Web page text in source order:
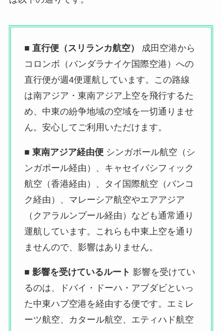
■ 直行便（スリランカ航空）
成田空港から
コロンボ（バンダラナイケ国際空港）への
直行便が週4便運航しています。この路線
は南アジア・東南アジア上空を飛行するた
め、中東の紛争地域の空域を一切通りませ
ん。安心してご利用いただけます。
■ 東南アジア経由便シンガポール航空（シ
ンガポール経由）、キャセイパシフィック
航空（香港経由）、タイ国際航空（バンコ
ク経由）、マレーシア航空やエアアジア
（クアラルンプール経由）なども通常通り
運航しています。これらも中東上空を通り
ませんので、影響はありません。
■ 影響を受けているルート 影響を受けてい
るのは、ドバイ・ドーハ・アブダビといっ
た中東ハブ空港を経由する便です。エミレ
ーツ航空、カタール航空、エティハド航空